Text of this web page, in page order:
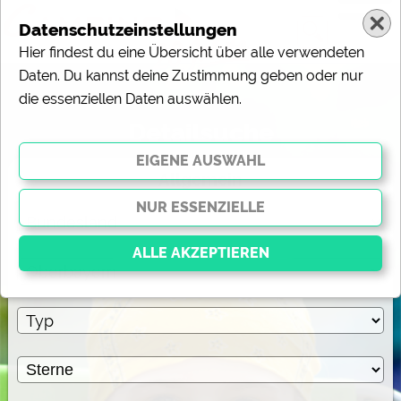
Allgemein
Datenschutzeinstellungen
Hier findest du eine Übersicht über alle verwendeten
Daten. Du kannst deine Zustimmung geben oder nur
die essenziellen Daten auswählen.
Essenziell
Funktionen und sind für die einwandfreie Funktion der
Website dringend erforderlich. Ohne diese Cookies